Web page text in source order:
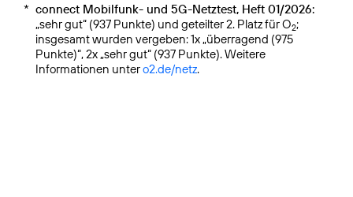
* connect Mobilfunk- und 5G-Netztest, Heft 01/2026:
„sehr gut“ (937 Punkte) und geteilter 2. Platz für O2;
insgesamt wurden vergeben: 1x „überragend (975
Punkte)“, 2x „sehr gut“ (937 Punkte). Weitere
Informationen untero2.de/netz.